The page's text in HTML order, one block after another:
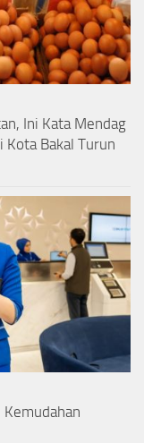
Ini Kata Mendag
Kota Bakal Turun
Kemudahan